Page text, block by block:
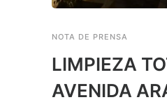
NOTA DE PRENSA
LIMPIEZA
AVENIDA